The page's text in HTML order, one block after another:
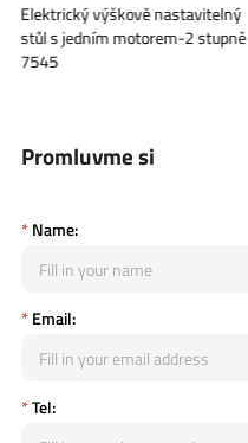
Elektrický výškově nastavitelný
stůl s jedním motorem-2 stupně
7545
Promluvme si
*Name:
*Email:
*Tel: